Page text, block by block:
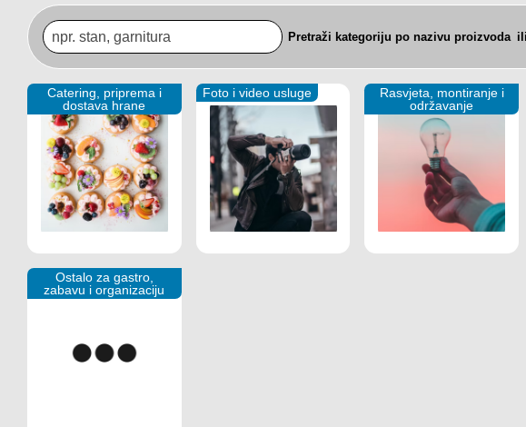
Pretraži kategoriju po nazivu proizvoda
Catering, priprema i
dostava hrane
Foto i video usluge
Rasvjeta, montiranje i
održavanje
Ostalo za gastro,
zabavu i organizaciju